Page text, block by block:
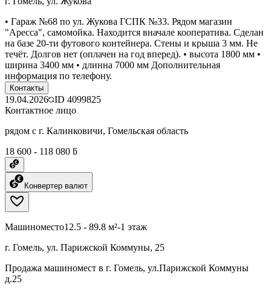
• Гараж №68 по ул. Жукова ГСПК №33. Рядом магазин
"Аресса", самомойка. Находится вначале кооператива. Сделан
на базе 20-ти футового контейнера. Стены и крыша 3 мм. Не
течёт. Долгов нет (оплачен на год вперед). • высота 1800 мм •
ширина 3400 мм • длинна 7000 мм Дополнительная
информация по телефону.
Контакты
19.04.2026 ID 4099825
Контактное лицо
рядом с г. Калинковичи, Гомельская область
18 600 - 118 080 ƃ
Конвертер валют
Машиноместо12.5 - 89.8 м²-1 этаж
г. Гомель, ул. Парижской Коммуны, 25
Продажа машиномест в г. Гомель, ул.Парижской Коммуны
д.25